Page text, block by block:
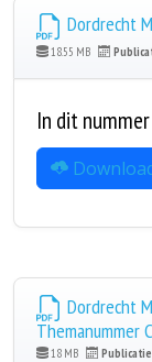
Dordrecht
18.55 MB
In dit nummer
Dordrecht
Themanummer
18 MB